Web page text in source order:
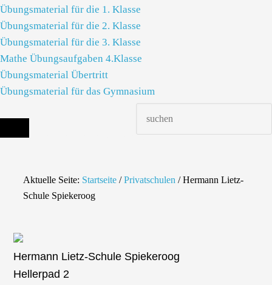
Übungsmaterial für die 1. Klasse
Übungsmaterial für die 2. Klasse
Übungsmaterial für die 3. Klasse
Mathe Übungsaufgaben 4.Klasse
Übungsmaterial Übertritt
Übungsmaterial für das Gymnasium
Die richtige Schule finden - dein Infoportal zur Schulsuche in Deutschland
Aktuelle Seite: Startseite / Privatschulen /Hermann Lietz-
Schule Spiekeroog
Hermann Lietz-Schule Spiekeroog
Hellerpad 2